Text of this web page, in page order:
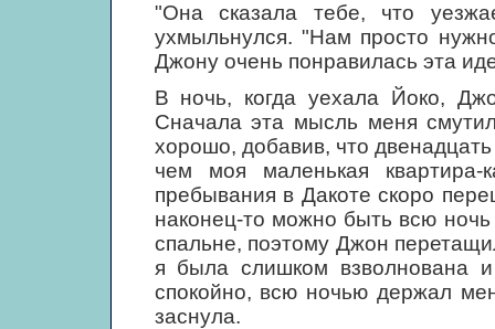
"Она сказала тебе, что
ухмыльнулся. "Нам просто
Джону очень понравилась эта
В ночь, когда уехала Йоко,
Сначала эта мысль меня
хорошо, добавив, что
чем моя маленькая квартира-
пребывания в Дакоте скоро
наконец-то можно быть всю
спальне, поэтому Джон
я была слишком взволнована
спокойно, всю ночью держал
заснула.